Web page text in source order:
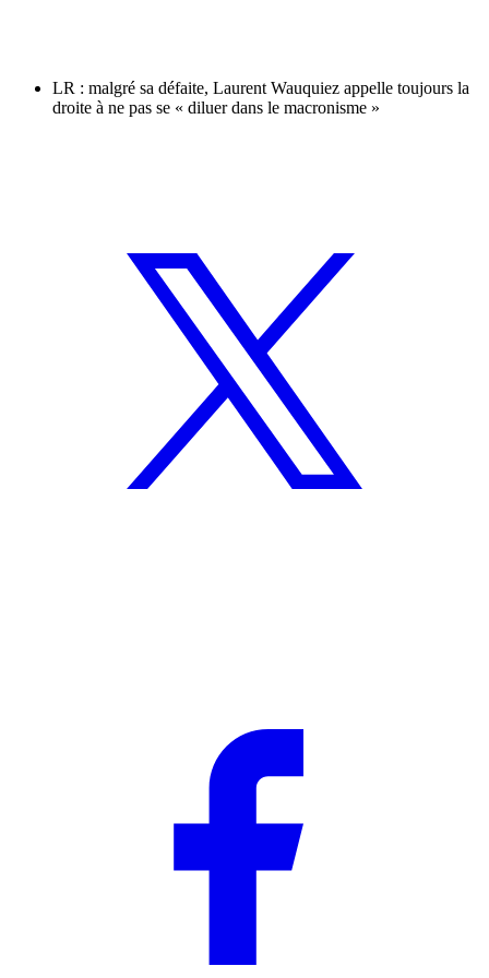
LR : malgré sa défaite, Laurent Wauquiez appelle toujours la
droite à ne pas se « diluer dans le macronisme »